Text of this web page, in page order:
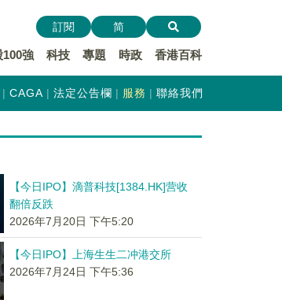
100強 科技 專題 時政 香港百科
訂閱 简
CAGA 法定公告欄 服務 聯絡我們
【今日IPO】滴普科技[1384.HK]营收
翻倍反跌
2026年7月20日 下午5:20
【今日IPO】上海生生二冲港交所
2026年7月24日 下午5:36